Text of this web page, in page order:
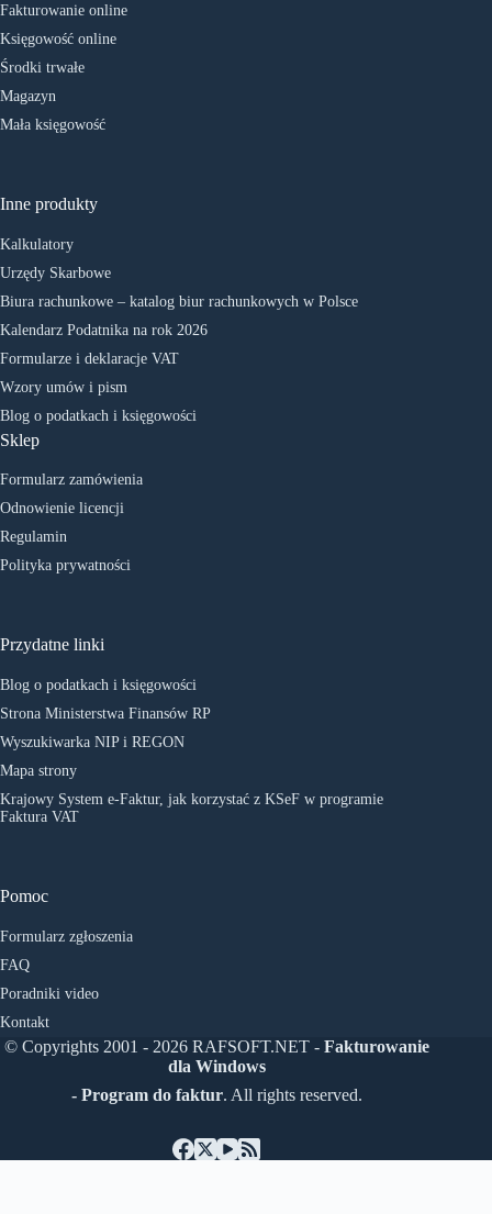
Fakturowanie online
Księgowość online
Środki trwałe
Magazyn
Mała księgowość
Inne produkty
Kalkulatory
Urzędy Skarbowe
Biura rachunkowe – katalog biur rachunkowych w Polsce
Kalendarz Podatnika na rok 2026
Formularze i deklaracje VAT
Wzory umów i pism
Blog o podatkach i księgowości
Sklep
Formularz zamówienia
Odnowienie licencji
Regulamin
Polityka prywatności
Przydatne linki
Blog o podatkach i księgowości
Strona Ministerstwa Finansów RP
Wyszukiwarka NIP i REGON
Mapa strony
Krajowy System e-Faktur, jak korzystać z KSeF w programie
Faktura VAT
Pomoc
Formularz zgłoszenia
FAQ
Poradniki video
Kontakt
© Copyrights 2001 - 2026 RAFSOFT.NET - Fakturowanie
dla Windows
- Program do faktur. All rights reserved.